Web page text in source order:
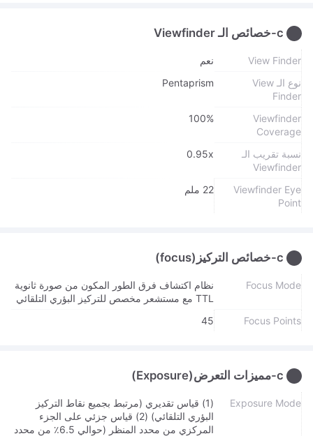
View Finder
نعم
نوع الـ View
Finder
Pentaprism
Viewfinder
Coverage
100%
نسبة تقريب الـ
Viewfinder
0.95x
Viewfinder Eye
Point
22 ملم
Focus Mode
نظام اكتشاف فرق الطور المكون من صورة ثانوية
TTL مع مستشعر مخصص للتركيز البؤري التلقائي
Focus Points
45
Exposure Mode
(1) قياس تقديري (مرتبط بجميع نقاط التركيز
البؤري التلقائي) (2) قياس جزئي على الجزء
المركزي من محدد المنظر (حوالي 6.5٪ من محدد